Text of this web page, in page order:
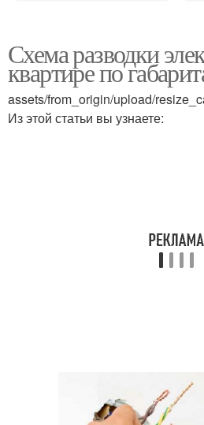
Схема разводки
квартире по
assets/from_origin/upload/
Из этой статьи вы узнаете: